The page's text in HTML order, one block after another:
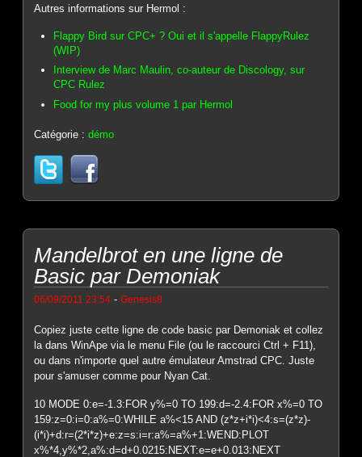
Autres informations sur Hermol :
Flappy Bird sur CPC+ ? Oui et il s'appelle FlappyRulez
(WIP)
Interview de Marc Maulin, co-auteur de Discology, sur
CPC Rulez
Food for my plus volume 1 par Hermol
Catégorie :démo
Mandelbrot en une ligne de
Basic par Demoniak
06/09/2011 23:54 -Genesis8
Copiez juste cette ligne de code basic par Demoniak et collez
la dans WinApe via le menu File (ou le raccourci Ctrl + F11),
ou dans n'importe quel autre émulateur Amstrad CPC. Juste
pour s'amuser comme pour Nyan Cat.
10 MODE 0:e=-1.3:FOR y%=0 TO 199:d=-2.4:FOR x%=0 TO
159:z=0:i=0:a%=0:WHILE a%<15 AND (z*z+i*i)<4:s=(z*z)-
(i*i)+d:r=(2*i*z)+e:z=s:i=r:a%=a%+1:WEND:PLOT
x%*4,y%*2,a%:d=d+0.0215:NEXT:e=e+0.013:NEXT